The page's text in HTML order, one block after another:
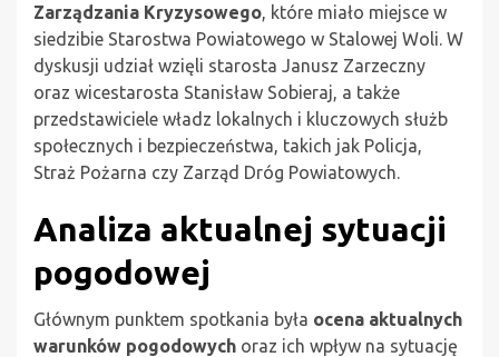
Zarządzania Kryzysowego, które miało miejsce w
siedzibie Starostwa Powiatowego w Stalowej Woli. W
dyskusji udział wzięli starosta Janusz Zarzeczny
oraz wicestarosta Stanisław Sobieraj, a także
przedstawiciele władz lokalnych i kluczowych służb
społecznych i bezpieczeństwa, takich jak Policja,
Straż Pożarna czy Zarząd Dróg Powiatowych.
Analiza aktualnej sytuacji
pogodowej
Głównym punktem spotkania była ocena aktualnych
warunków pogodowych oraz ich wpływ na sytuację